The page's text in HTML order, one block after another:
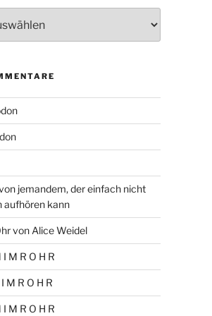
jemandem, der einfach nicht
aufhören kann
von Alice Weidel
I M R O H R
M R O H R
I M R O H R